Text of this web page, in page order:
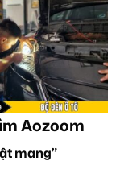
Aozoom
mang”